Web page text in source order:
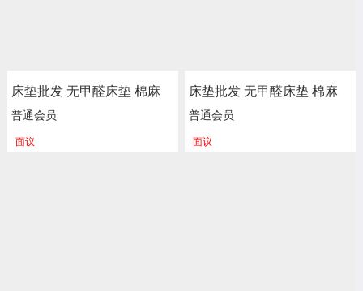
床垫批发 无甲醛床垫 棉麻
海绵 弹簧床垫 新楷琦家具
普通会员
面议
床垫批发 无甲醛床垫 棉麻
海绵 弹簧床垫 新楷琦家具
普通会员
面议